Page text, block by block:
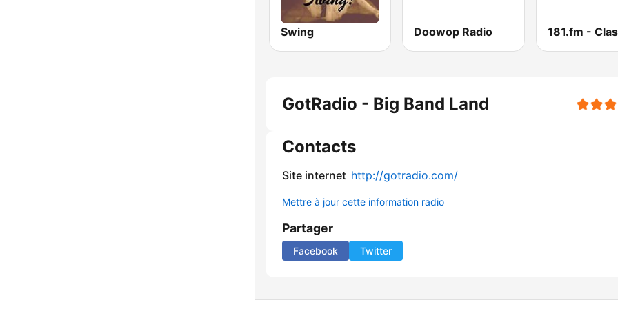
Swing Doowop Radio
GotRadio - Big Band Land
Contacts
Site internet http://gotradio.com/
Mettre à jour cette information radio
Partager
Facebook Twitter